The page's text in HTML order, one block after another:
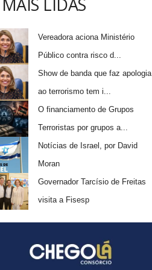
LIDAS
Vereadora aciona Ministério
Público contra risco d...
Show de banda que faz apologia
ao terrorismo tem i...
O financiamento de Grupos
Terroristas por grupos a...
Notícias de Israel, por David
Moran
Governador Tarcísio de Freitas
visita a Fisesp